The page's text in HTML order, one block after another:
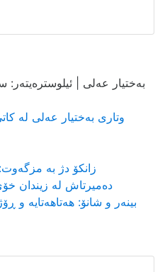
وتاری بەختیار عەلی لە
زانکۆ دژ بە
ده‌میرتاش له‌ زیندان
بینەر و شانۆ: هەتاھەتایە و